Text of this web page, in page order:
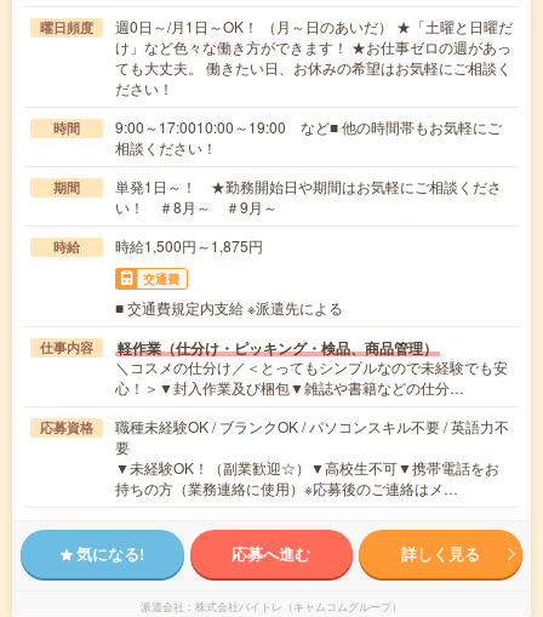
曜日頻度
週0日～/月1日～OK！ （月～日のあいだ） ★「土曜と日曜だ
け」など色々な働き方ができます！ ★お仕事ゼロの週があっ
ても大丈夫。 働きたい日、お休みの希望はお気軽にご相談く
ださい！
時間
9:00～17:0010:00～19:00 など■ 他の時間帯もお気軽にご
相談ください！
期間
単発1日～！ ★勤務開始日や期間はお気軽にご相談くださ
い！ ＃8月～ ＃9月～
時給 時給1,500円～1,875円
交通費
■ 交通費規定内支給 ※派遣先による
仕事内容 軽作業（仕分け・ピッキング・検品、商品管理）
＼コスメの仕分け／＜とってもシンプルなので未経験でも安
心！＞▼封入作業及び梱包▼雑誌や書籍などの仕分…
応募資格
職種未経験OK / ブランクOK / パソコンスキル不要 / 英語力不
要
▼未経験OK！（副業歓迎☆）▼高校生不可▼携帯電話をお
持ちの方（業務連絡に使用）※応募後のご連絡はメ…
気になる! 応募へ進む 詳しく見る
派遣会社 株式会社バイトレ（キャムコムグループ）